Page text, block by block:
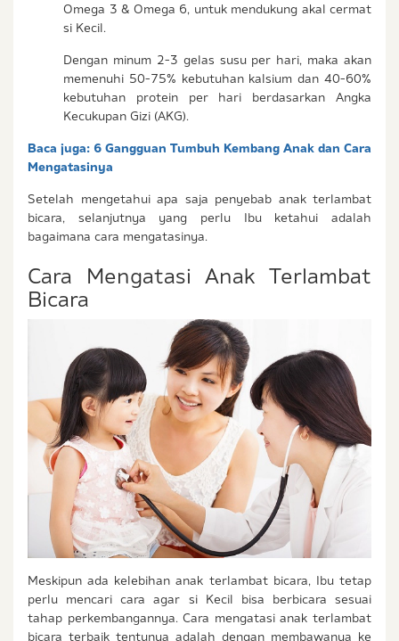
Omega 3 & Omega 6, untuk mendukung akal cermat
si Kecil.
Dengan minum 2-3 gelas susu per hari, maka akan
memenuhi 50-75% kebutuhan kalsium dan 40-60%
kebutuhan protein per hari berdasarkan Angka
Kecukupan Gizi (AKG).
Baca juga: 6 Gangguan Tumbuh Kembang Anak dan Cara
Mengatasinya
Setelah mengetahui apa saja penyebab anak terlambat
bicara, selanjutnya yang perlu Ibu ketahui adalah
bagaimana cara mengatasinya.
Cara Mengatasi Anak Terlambat
Bicara
Meskipun ada kelebihan anak terlambat bicara, Ibu tetap
perlu mencari cara agar si Kecil bisa berbicara sesuai
tahap perkembangannya. Cara mengatasi anak terlambat
bicara terbaik tentunya adalah dengan membawanya ke